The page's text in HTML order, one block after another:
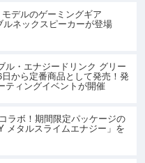
デルのゲーミングギア
ルネックスピーカーが登場
ル・エナジードリンク グリー
から定番商品として発売！発
ティングイベントが開催
ラボ！期間限定パッケージの
メタルスライムエナジー」を